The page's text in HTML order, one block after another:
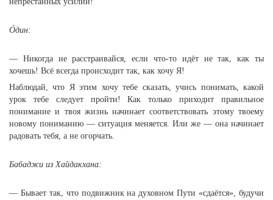
Óдин:
— Никогда не расстраивайся, если что-то идёт не так, как ты
хочешь! Всё всегда происходит так, как хочу Я!
Наблюдай, что Я этим хочу тебе сказать, учись понимать, какой
урок тебе следует пройти! Как только приходит правильное
понимание и твоя жизнь начинает соответствовать этому твоему
новому пониманию — ситуация меняется. Или же — она начинает
радовать тебя, а не огорчать.
Бабаджи из Хайдакхана:
— Бывает так, что подвижник на духовном Пути «сдаётся», будучи